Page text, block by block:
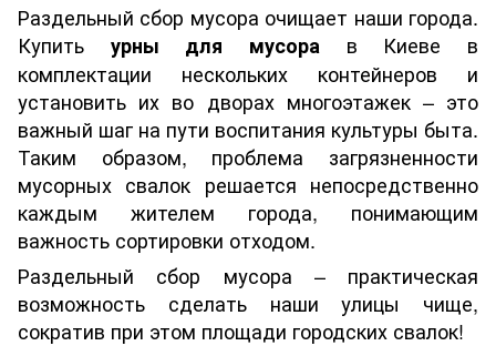
Раздельный сбор мусора очищает наши города.
Купить урны для мусора в Киеве в
комплектации нескольких контейнеров и
установить их во дворах многоэтажек – это
важный шаг на пути воспитания культуры быта.
Таким образом, проблема загрязненности
мусорных свалок решается непосредственно
каждым жителем города, понимающим
важность сортировки отходом.
Раздельный сбор мусора – практическая
возможность сделать наши улицы чище,
сократив при этом площади городских свалок!